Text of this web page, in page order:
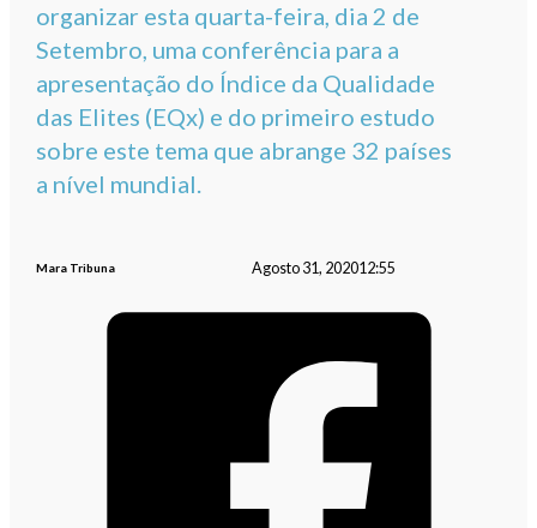
organizar esta quarta-feira, dia 2 de
Setembro, uma conferência para a
apresentação do Índice da Qualidade
das Elites (EQx) e do primeiro estudo
sobre este tema que abrange 32 países
a nível mundial.
Mara Tribuna Agosto 31, 202012:55